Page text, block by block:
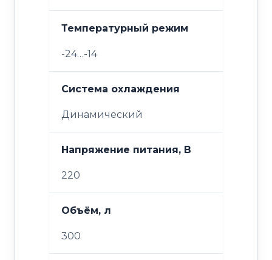
Температурный режим
-24…-14
Система охлаждения
Динамический
Напряжение питания, В
220
Объём, л
300